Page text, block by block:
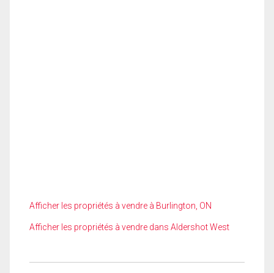
Afficher les propriétés à vendre à Burlington, ON
Afficher les propriétés à vendre dans Aldershot West